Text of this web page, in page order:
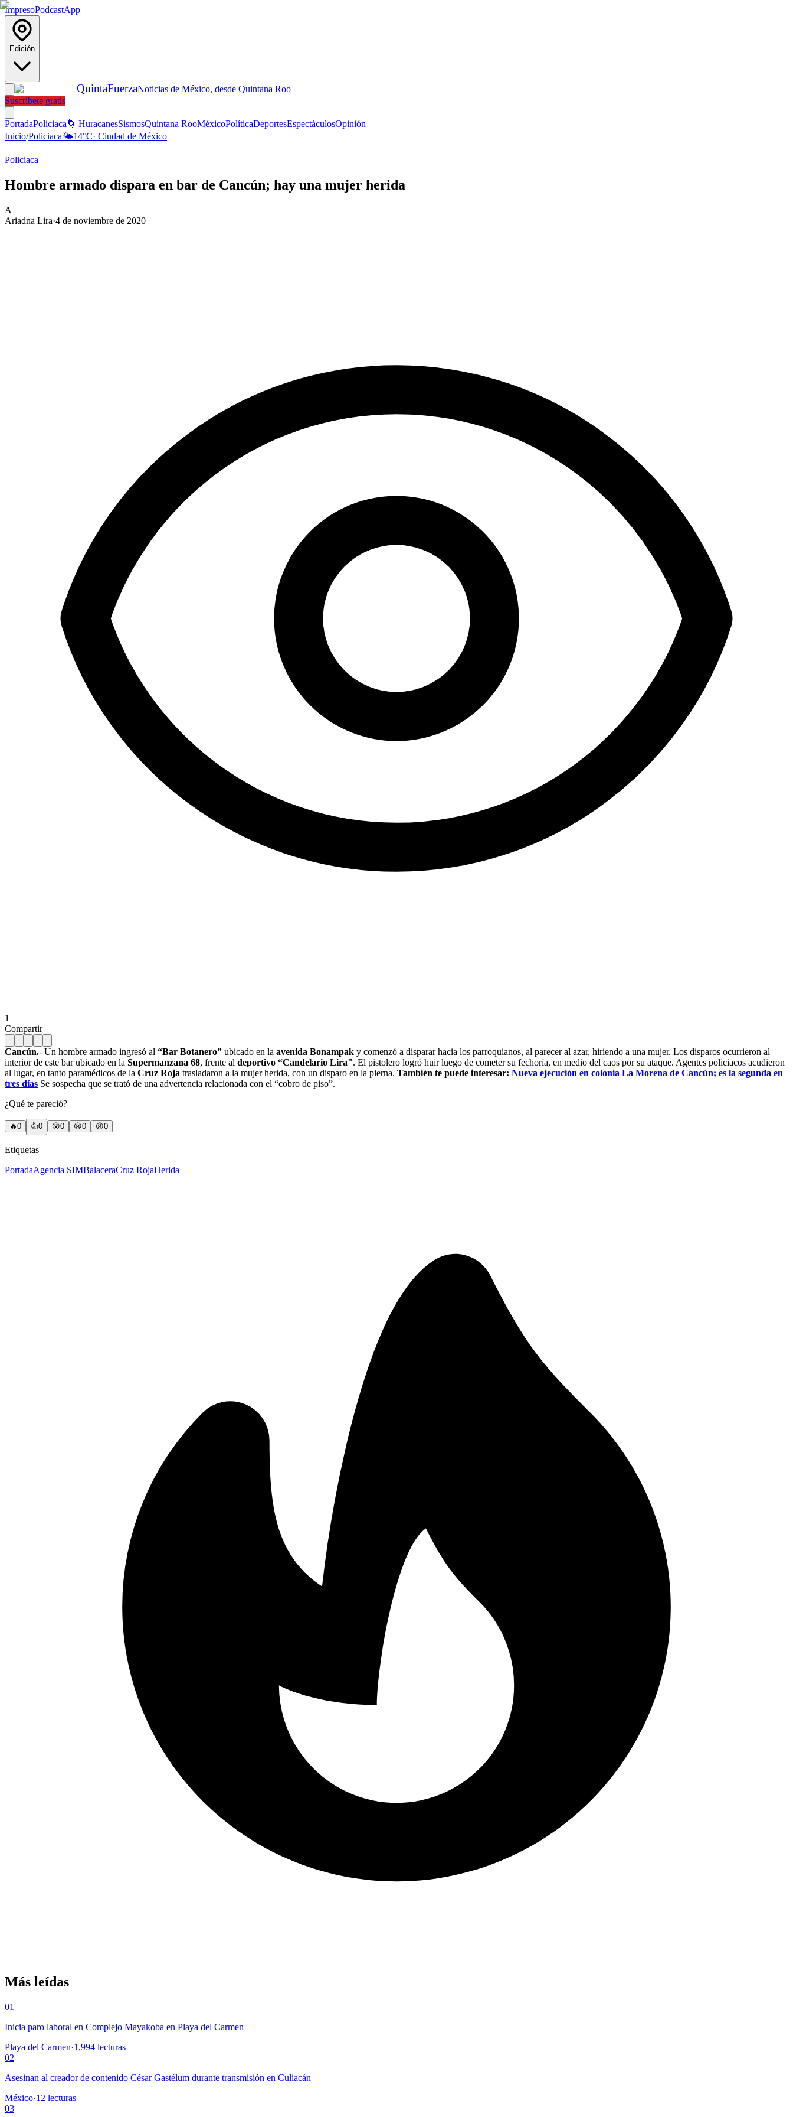
ImpresoPodcastApp
Edición
QuintaFuerzaNoticias de México, desde Quintana Roo
Suscríbete gratis
PortadaPoliciaca 🌀 HuracanesSismosQuintana RooMéxicoPolíticaDeportesEspectáculosOpinión
Inicio/Policiaca🌤️14°C· Ciudad de México
Policiaca
Hombre armado dispara en bar de Cancún; hay una mujer herida
A
Ariadna Lira·4 de noviembre de 2020
1
Compartir
Cancún.- Un hombre armado ingresó al “Bar Botanero” ubicado en la avenida Bonampak y comenzó a disparar hacia los parroquianos, al parecer al azar, hiriendo a una mujer. Los disparos ocurrieron al
interior de este bar ubicado en la Supermanzana 68, frente al deportivo “Candelario Lira". El pistolero logró huir luego de cometer su fechoría, en medio del caos por su ataque. Agentes policiacos acudieron
al lugar, en tanto paramédicos de la Cruz Roja trasladaron a la mujer herida, con un disparo en la pierna. También te puede interesar: Nueva ejecución en colonia La Morena de Cancún; es la segunda en
tres días Se sospecha que se trató de una advertencia relacionada con el “cobro de piso”.
¿Qué te pareció?
🔥0 👍0 😲0 😢0 😠0
Etiquetas
PortadaAgencia SIMBalaceraCruz RojaHerida
Más leídas
01
Inicia paro laboral en Complejo Mayakoba en Playa del Carmen
Playa del Carmen·1,994 lecturas
02
Asesinan al creador de contenido César Gastélum durante transmisión en Culiacán
México·12 lecturas
03